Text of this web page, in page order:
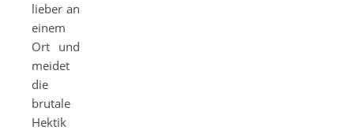
lieber an
einem
Ort und
meidet
die
brutale
Hektik